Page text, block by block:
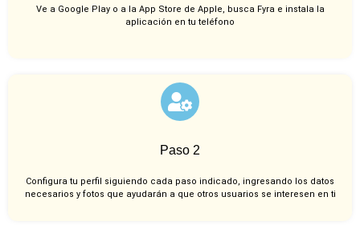
Ve a Google Play o a la App Store de Apple, busca Fyra e instala la
aplicación en tu teléfono
Paso 2
Configura tu perfil siguiendo cada paso indicado, ingresando los datos
necesarios y fotos que ayudarán a que otros usuarios se interesen en ti